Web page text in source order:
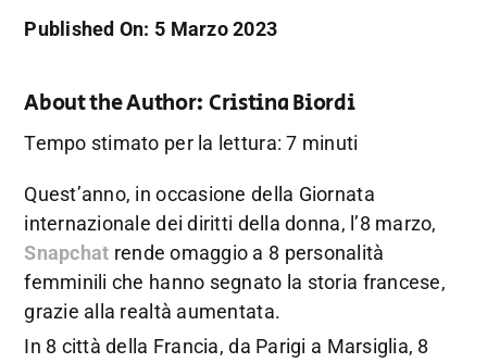
Published On: 5 Marzo 2023
About the Author: Cristina Biordi
Tempo stimato per la lettura: 7 minuti
Quest’anno, in occasione della Giornata
internazionale dei diritti della donna, l’8 marzo,
Snapchat rende omaggio a 8 personalità
femminili che hanno segnato la storia francese,
grazie alla realtà aumentata.
In 8 città della Francia, da Parigi a Marsiglia, 8